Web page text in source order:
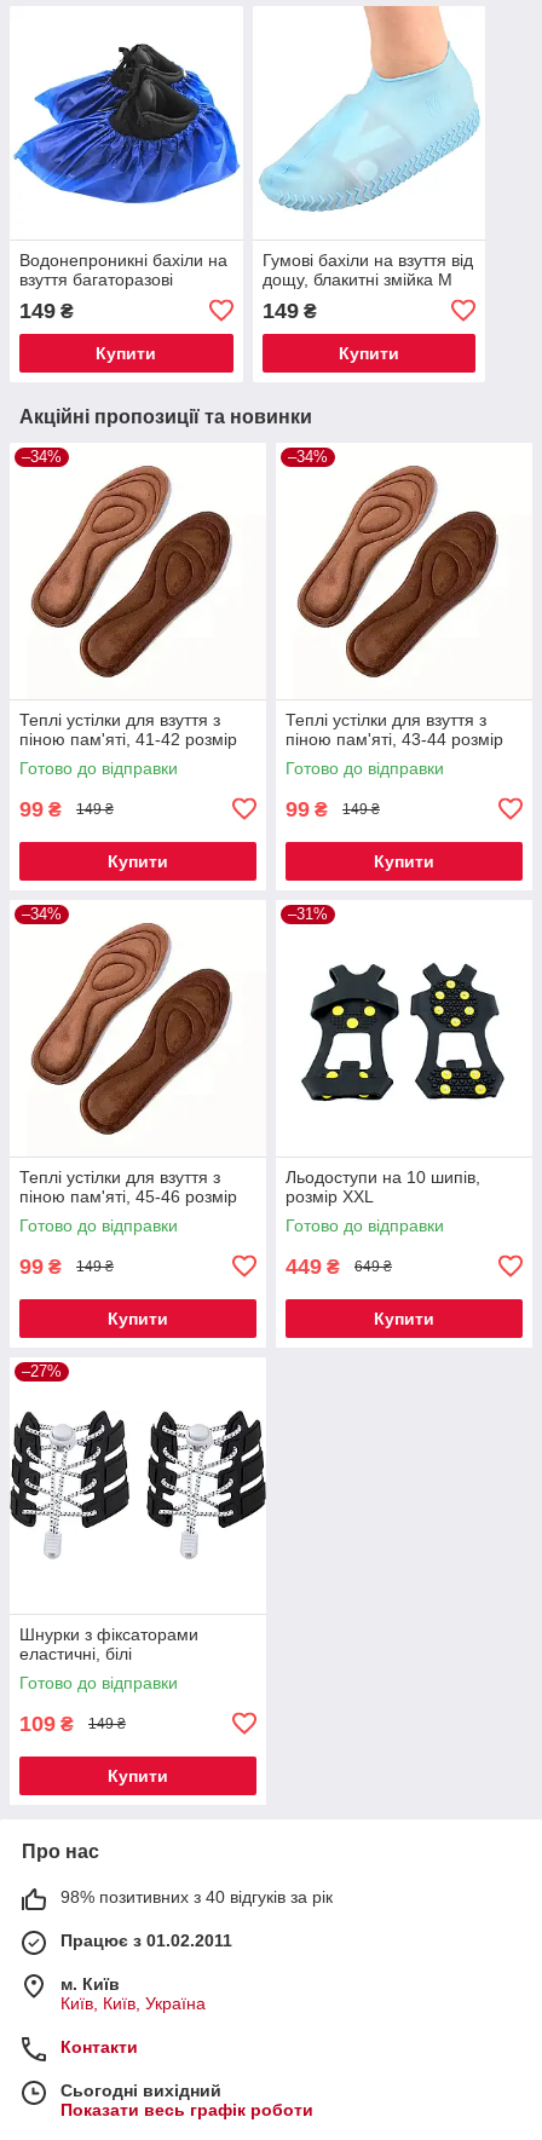
Водонепроникні бахіли на
взуття багаторазові
149 ₴
Купити
Гумові бахіли на взуття від
дощу, блакитні змійка M
149₴
Купити
Акційні пропозиції та новинки
–34%
Теплі устілки для взуття з
піною пам'яті, 41-42 розмір
Готово до відправки
99 ₴ 149 ₴
Купити
–34%
Теплі устілки для взуття з
піною пам'яті, 43-44 розмір
Готово до відправки
99 ₴ 149 ₴
Купити
–34%
Теплі устілки для взуття з
піною пам'яті, 45-46 розмір
Готово до відправки
99 ₴ 149 ₴
Купити
–31%
Льодоступи на 10 шипів,
розмір ХXL
Готово до відправки
449 ₴ 649 ₴
Купити
–27%
Шнурки з фіксаторами
еластичні, білі
Готово до відправки
109 ₴ 149 ₴
Купити
Про нас
98% позитивних з 40 відгуків за рік
Працює з 01.02.2011
м. Київ
Київ, Київ, Україна
Контакти
Сьогодні вихідний
Показати весь графік роботи